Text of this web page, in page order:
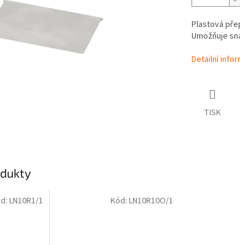
Plastová
Umožňuje
Detailní
TISK
LN10R1/1 Kód: LN10R10O/1